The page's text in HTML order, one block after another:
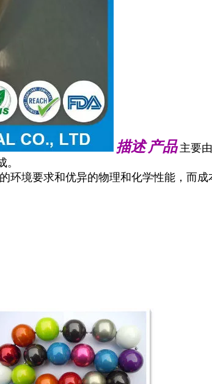
描述 产品 主要
环境要求和优异的物理和化学性能，而成